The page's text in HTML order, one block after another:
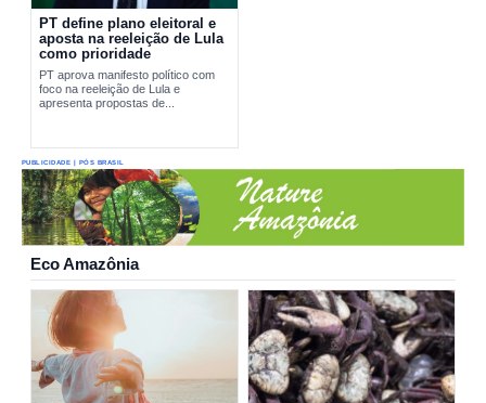
PT define plano eleitoral e
aposta na reeleição de Lula
como prioridade
PT aprova manifesto político com
foco na reeleição de Lula e
apresenta propostas de...
PUBLICIDADE | PÓS BRASIL
Eco Amazônia